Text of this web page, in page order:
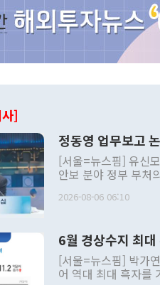
]
정동영 업무보고
[서울=뉴스핌] 유신
안보 분야 정부 부처
발언 중에는 정부 내
주의적 희망에 근거
관의 대북 정책 관련
관 부처 장관이 공개
2026-08-06 06:10
6월 경상수지 최대
[서울=뉴스핌] 박가
어 역대 최대 흑자를